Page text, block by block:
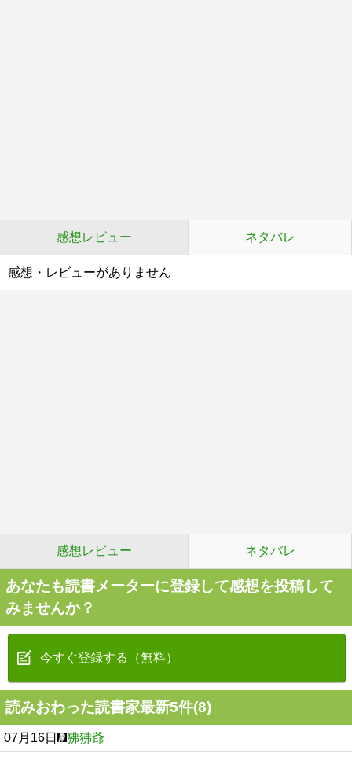
感想レビュー ネタバレ
感想・レビューがありません
感想レビュー ネタバレ
あなたも読書メーターに登録して感想を投稿して
みませんか？
今すぐ登録する（無料）
読みおわった読書家最新5件(8)
07月16日 狒狒爺